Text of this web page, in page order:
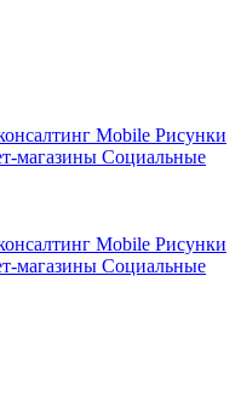
Mobile Рисунки
магазины Социальные
Mobile Рисунки
магазины Социальные